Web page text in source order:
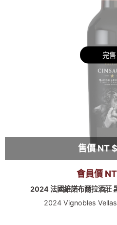
完售
售價 NT
會員價
2024 法國維諾布爾拉酒莊
2024 Vignobles